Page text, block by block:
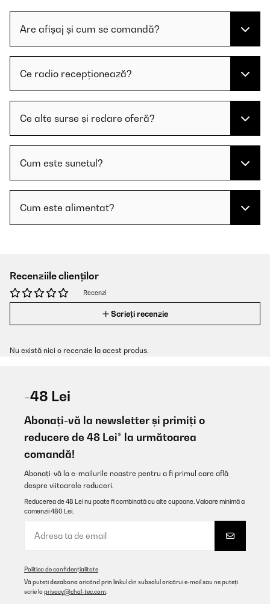
Are afișaj și cum se comandă?
Ce radio recepționează?
Ce alte surse și redare oferă?
Cum este sunetul?
Cum este alimentat?
Recenziile clienților
Recenzi
Scrieți recenzie
Nu există nici o recenzie la acest produs.
-48 Lei
Abonați-vă la newsletter și primiți o
reducere de 48 Lei* la următoarea
comandă!
Abonați-vă la e-mailurile noastre pentru a fi primul care află
despre viitoarele reduceri.
Reducerea de 48 Lei nu poate fi combinată cu alte cupoane. Valoare minimă a
comenzii 480 Lei.
Politica de confidențialitate
Vă puteți dezabona oricând prin linkul din subsolul oricărui e-mail sau ne puteți
scrie la privacy@chal-tec.com